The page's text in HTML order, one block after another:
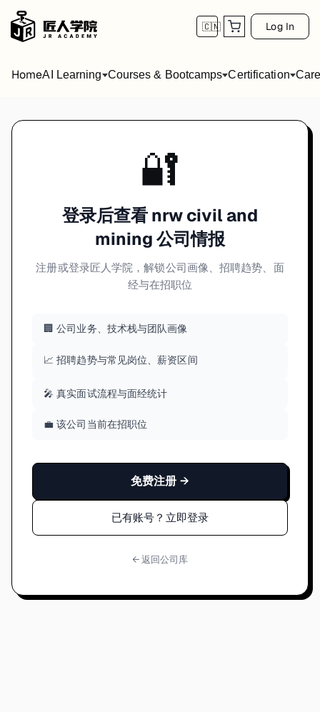
🇨🇳 Log In
HomeAI Learning Courses & Bootcamps Certification
🔐
登录后查看 nrw civil and
mining 公司情报
注册或登录匠人学院，解锁公司画像、招聘趋势、面
经与在招职位
🏢 公司业务、技术栈与团队画像
📈 招聘趋势与常见岗位、薪资区间
🎤 真实面试流程与面经统计
💼 该公司当前在招职位
免费注册 →
已有账号？立即登录
← 返回公司库